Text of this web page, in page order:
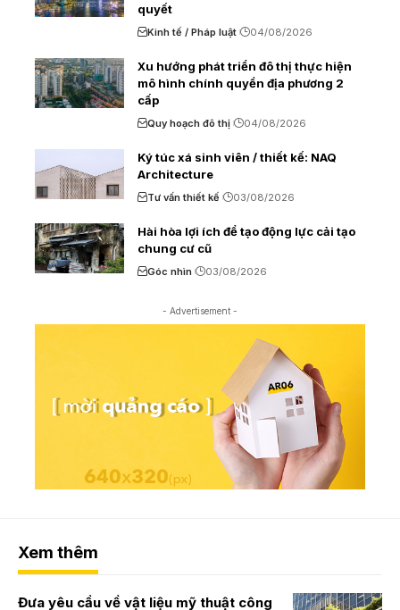
quyết
Kinh tế / Pháp luật 04/08/2026
Xu hướng phát triển đô thị thực hiện
mô hình chính quyền địa phương 2
cấp
Quy hoạch đô thị 04/08/2026
Ký túc xá sinh viên / thiết kế: NAQ
Architecture
Tư vấn thiết kế 03/08/2026
Hài hòa lợi ích để tạo động lực cải tạo
chung cư cũ
Góc nhìn 03/08/2026
- Advertisement -
Xem thêm
Đưa yêu cầu về vật liệu mỹ thuật công